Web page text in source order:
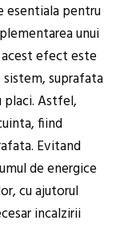
esentiala pentru
unui
efect este
sistem, suprafata
placi. Astfel,
fiind
Evitand
de energice
cu ajutorul
incalzirii